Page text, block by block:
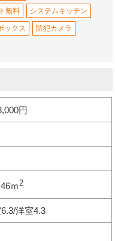
無料 システムキッチン
ックス 防犯カメラ
円
ｍ2
洋室4.3